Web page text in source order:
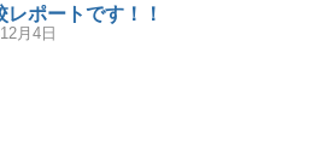
レポートです！！
月4日